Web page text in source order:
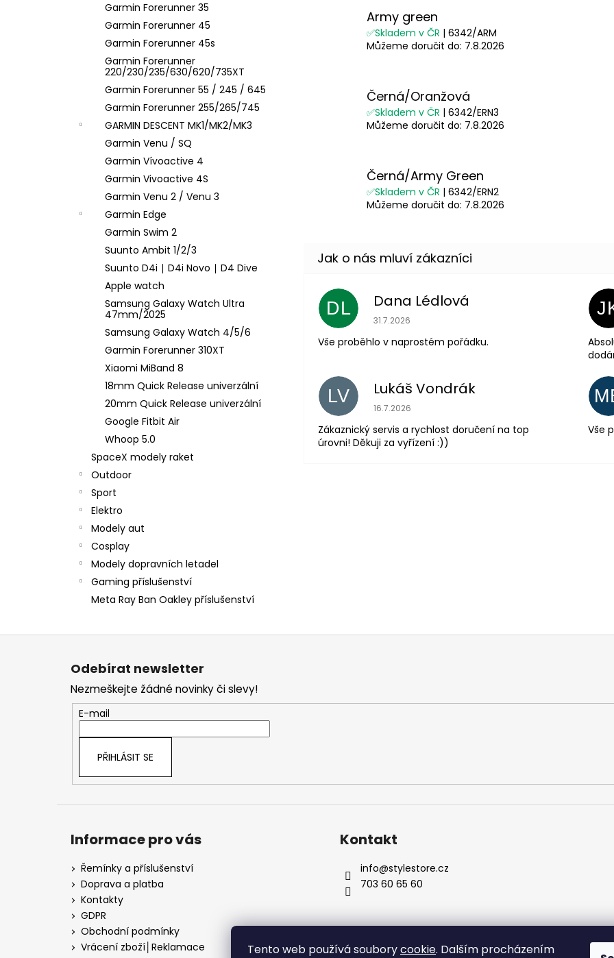
Tento web používá souborycookie. Dalším procházením
Garmin Forerunner 35
Garmin Forerunner 45
Garmin Forerunner 45s
Garmin Forerunner
220/230/235/630/620/735XT
Garmin Forerunner 55 / 245 / 645
Garmin Forerunner 255/265/745
GARMIN DESCENT MK1/MK2/MK3
Garmin Venu / SQ
Garmin Vívoactive 4
Garmin Vivoactive 4S
Garmin Venu 2 / Venu 3
Garmin Edge
Garmin Swim 2
Suunto Ambit 1/2/3
Suunto D4i ∣ D4i Novo ∣ D4 Dive
Apple watch
Samsung Galaxy Watch Ultra
47mm/2025
Samsung Galaxy Watch 4/5/6
Garmin Forerunner 310XT
Xiaomi MiBand 8
18mm Quick Release univerzální
20mm Quick Release univerzální
Google Fitbit Air
Whoop 5.0
SpaceX modely raket
Outdoor
Sport
Elektro
Modely aut
Cosplay
Modely dopravních letadel
Gaming příslušenství
Meta Ray Ban Oakley příslušenství
Army green
✅Skladem v ČR | 6342/ARM
Můžeme doručit do: 7.8.2026
Černá/Oranžová
✅Skladem v ČR | 6342/ERN3
Můžeme doručit do: 7.8.2026
Černá/Army Green
✅Skladem v ČR | 6342/ERN2
Můžeme doručit do: 7.8.2026
DL Dana Lédlová
Hodnocení obchodu je 5 z 5 hvězdiček.
31.7.2026
Vše proběhlo v naprostém pořádku.
LV Lukáš Vondrák
Hodnocení obchodu je 5 z 5 hvězdiček.
16.7.2026
Zákaznický servis a rychlost doručení na top
úrovni! Děkuji za vyřízení :))
Vše
Z
Odebírat newsletter
Nezmeškejte žádné novinky či slevy!
E-mail
PŘIHLÁSIT SE
Informace pro vás
Řemínky a příslušenství
Doprava a platba
Kontakty
GDPR
Obchodní podmínky
Vrácení zboží│Reklamace
Kontakt
info@stylestore.cz
703 60 65 60